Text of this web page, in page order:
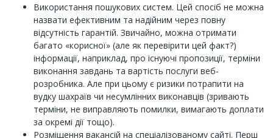
Використання пошукових систем. Цей спосіб не можна
назвати ефективним та надійним через повну
відсутність гарантій. Звичайно, можна отримати
багато «корисної» (але як перевірити цей факт?)
інформації, наприклад, про існуючі пропозиції, терміни
виконання завдань та вартість послуги веб-
розробника. Але при цьому є ризики потрапити на
вудку шахраїв чи несумлінних виконавців (зривають
терміни, не виправляють помилки, вимагають доплати
за окремі дії тощо).
Розміщення вакансій на спеціалізованому сайті. Перш